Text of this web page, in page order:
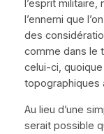
l’esprit militaire,
l’ennemi que
des
comme dans le
celui-ci,
topographiques
Au lieu d’une
serait possible